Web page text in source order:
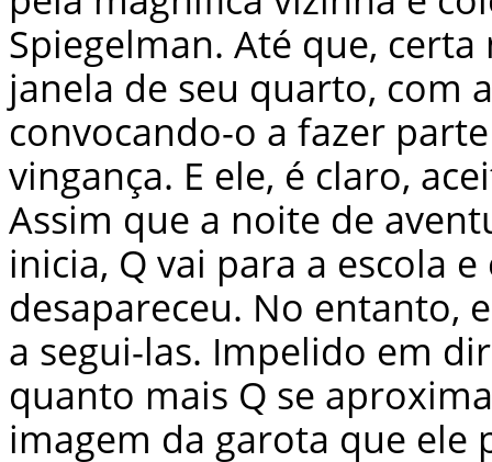
Spiegelman. Até que,
janela de seu quarto, com
convocando-o a fazer
vingança. E ele, é claro,
Assim que a noite de
inicia, Q vai para a escola
desapareceu. No entanto,
a segui-las. Impelido em
quanto mais Q se
imagem da garota que ele